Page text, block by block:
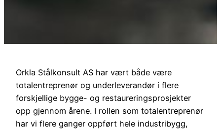
Orkla Stålkonsult AS har vært både være
totalentreprenør og underleverandør i flere
forskjellige bygge- og restaureringsprosjekter
opp gjennom årene. I rollen som totalentreprenør
har vi flere ganger oppført hele industribygg,